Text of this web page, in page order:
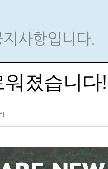
사항입니다.
졌습니다!